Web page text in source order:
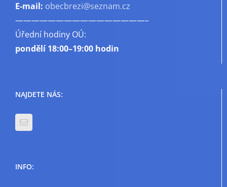
E-mail: obecbrezi@seznam.cz
————————————————–
Úřední hodiny OÚ:
pondělí18:00–19:00 hodin
NAJDETE NÁS:
INFO: